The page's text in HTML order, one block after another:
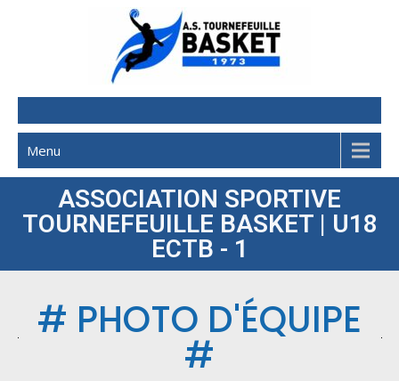
AST Basketball
Menu
ASSOCIATION SPORTIVE
TOURNEFEUILLE BASKET | U18
ECTB - 1
# PHOTO D'ÉQUIPE
#